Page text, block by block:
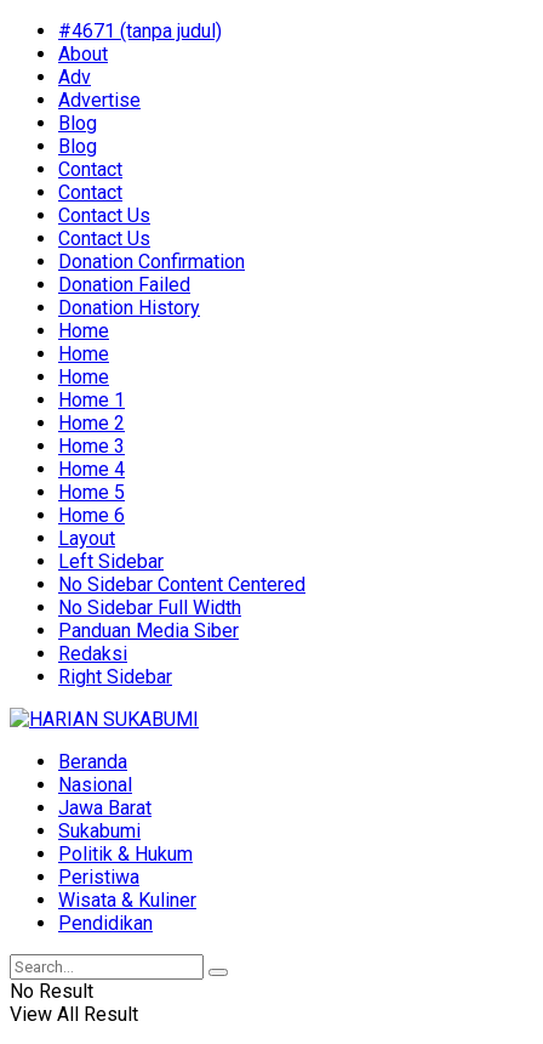
#4671 (tanpa judul)
About
Adv
Advertise
Blog
Blog
Contact
Contact
Contact Us
Contact Us
Donation Confirmation
Donation Failed
Donation History
Home
Home
Home
Home 1
Home 2
Home 3
Home 4
Home 5
Home 6
Layout
Left Sidebar
No Sidebar Content Centered
No Sidebar Full Width
Panduan Media Siber
Redaksi
Right Sidebar
Beranda
Nasional
Jawa Barat
Sukabumi
Politik & Hukum
Peristiwa
Wisata & Kuliner
Pendidikan
No Result
View All Result